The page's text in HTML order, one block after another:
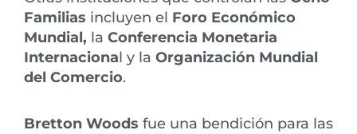
Familias incluyen el Foro Económico
Mundial, la Conferencia Monetaria
Internacional y la Organización Mundial
del Comercio.
Bretton Woods fue una bendición para las